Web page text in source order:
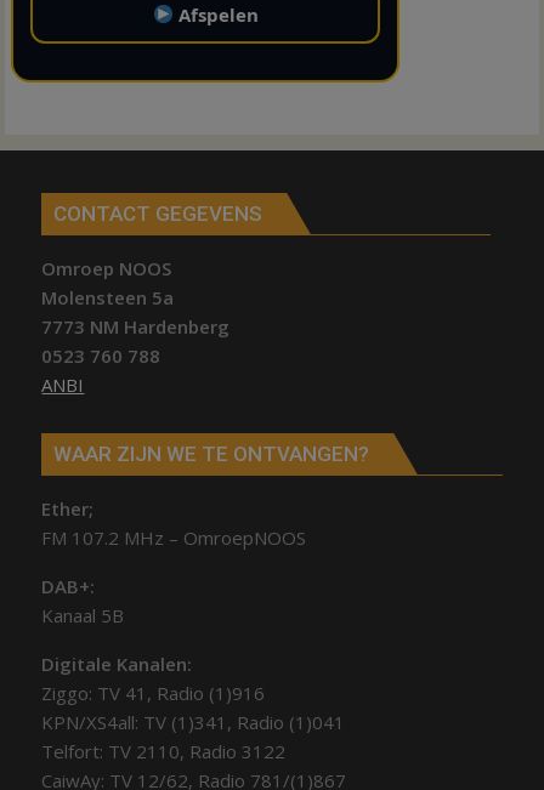
Afspelen
CONTACT GEGEVENS
Omroep NOOS
Molensteen 5a
7773 NM Hardenberg
0523 760 788
ANBI
WAAR ZIJN WE TE ONTVANGEN?
Ether;
FM 107.2 MHz – OmroepNOOS
DAB+:
Kanaal 5B
Digitale Kanalen:
Ziggo: TV 41, Radio (1)916
KPN/XS4all: TV (1)341, Radio (1)041
Telfort: TV 2110, Radio 3122
CaiwAy: TV 12/62, Radio 781/(1)867